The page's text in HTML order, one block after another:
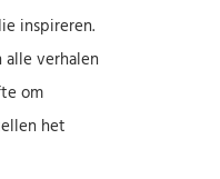
inspireren.
alle verhalen
om
het